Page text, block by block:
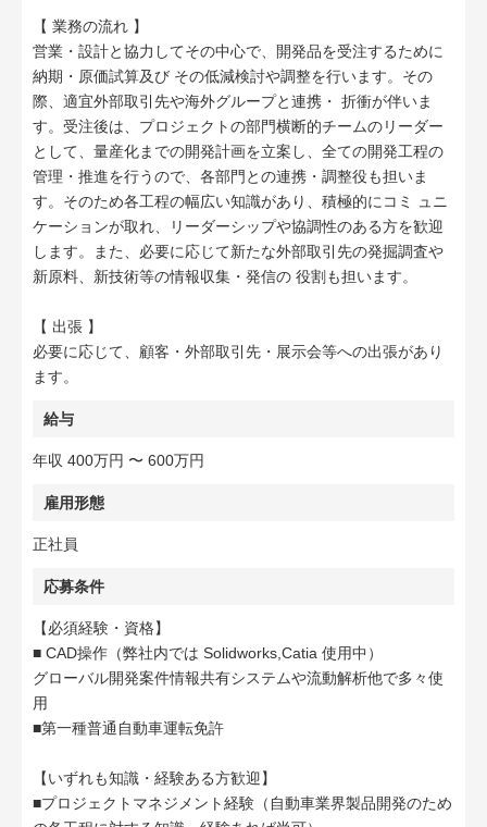
【 業務の流れ 】
営業・設計と協力してその中心で、開発品を受注するために
納期・原価試算及び その低減検討や調整を行います。その
際、適宜外部取引先や海外グループと連携・ 折衝が伴いま
す。受注後は、プロジェクトの部門横断的チームのリーダー
として、量産化までの開発計画を立案し、全ての開発工程の
管理・推進を行うので、各部門との連携・調整役も担いま
す。そのため各工程の幅広い知識があり、積極的にコミ ュニ
ケーションが取れ、リーダーシップや協調性のある方を歓迎
します。また、必要に応じて新たな外部取引先の発掘調査や
新原料、新技術等の情報収集・発信の 役割も担います。
【 出張 】
必要に応じて、顧客・外部取引先・展示会等への出張があり
ます。
給与
年収 400万円 〜 600万円
雇用形態
正社員
応募条件
【必須経験・資格】
■ CAD操作（弊社内では Solidworks,Catia 使用中）
グローバル開発案件情報共有システムや流動解析他で多々使
用
■第一種普通自動車運転免許
【いずれも知識・経験ある方歓迎】
■プロジェクトマネジメント経験（自動車業界製品開発のため